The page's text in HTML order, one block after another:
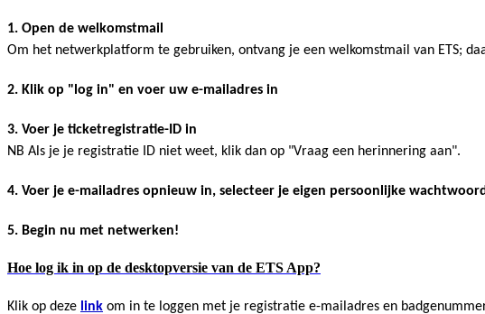
1. Open de welkomstmail
Om het netwerkplatform te gebruiken, ontvang je een welkomstmail van ETS;
2. Klik op "log in" en voer uw e-mailadres in
3. Voer je ticketregistratie-ID in
NB Als je je registratie ID niet weet, klik dan op "Vraag een herinnering aan".
4. Voer je e-mailadres opnieuw in, selecteer je eigen persoonlijke
5. Begin nu met netwerken!
Hoe log ik in op de desktopversie van de ETS App?
Klik op deze link om in te loggen met je registratie e-mailadres en